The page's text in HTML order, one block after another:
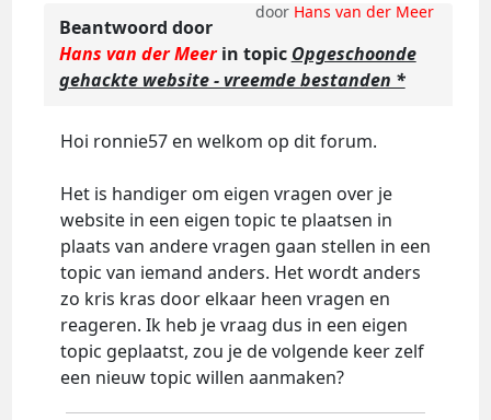
door Hans van der Meer
Beantwoord door
Hans van der Meerin topic Opgeschoonde
gehackte website - vreemde bestanden *
Hoi ronnie57 en welkom op dit forum.
Het is handiger om eigen vragen over je
website in een eigen topic te plaatsen in
plaats van andere vragen gaan stellen in een
topic van iemand anders. Het wordt anders
zo kris kras door elkaar heen vragen en
reageren. Ik heb je vraag dus in een eigen
topic geplaatst, zou je de volgende keer zelf
een nieuw topic willen aanmaken?